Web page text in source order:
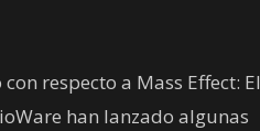
respecto a Mass Effect: El
han lanzado algunas